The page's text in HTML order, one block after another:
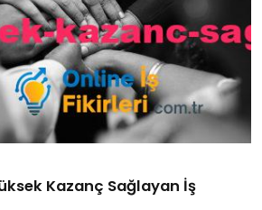
Kazanç Sağlayan İş